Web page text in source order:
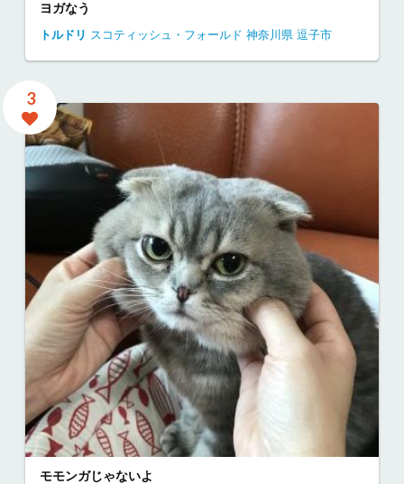
ヨガなう
トルドリ スコティッシュ・フォールド 神奈川県 逗子市
3
モモンガじゃないよ